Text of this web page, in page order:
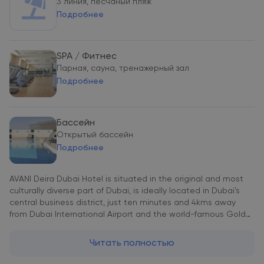
3 линия, песчаный пляж
Подробнее
SPA / Фитнес
Парная, сауна, тренажерный зал
Подробнее
Бассейн
Открытый бассейн
Подробнее
AVANI Deira Dubai Hotel is situated in the original and most
culturally diverse part of Dubai, is ideally located in Dubai’s
central business district, just ten minutes and 4kms away
from Dubai International Airport and the world-famous Gold
located at the doorstep, and the hotel is well-placed for
Читать полностью